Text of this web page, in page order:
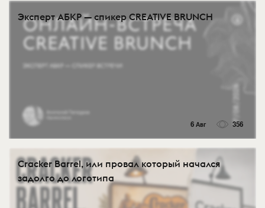
Эксперт АБКР — спикер CREATIVE BRUNCH
6 Авг 356
Cracker Barrel, или провал который начался
задолго до логотипа